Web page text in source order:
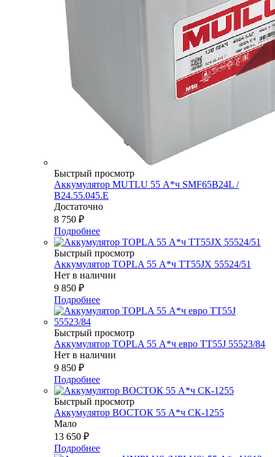
Быстрый просмотр
Аккумулятор MUTLU 55 А*ч SMF65B24L /
B24.55.045.E
Достаточно
8 750 ₽
Подробнее
Быстрый просмотр
Аккумулятор TOPLA 55 А*ч TT55JX 55524/51
Нет в наличии
9 850 ₽
Подробнее
Быстрый просмотр
Аккумулятор TOPLA 55 А*ч евро TT55J 55523/84
Нет в наличии
9 850 ₽
Подробнее
Быстрый просмотр
Аккумулятор ВОСТОК 55 А*ч СК-1255
Мало
13 650 ₽
Подробнее